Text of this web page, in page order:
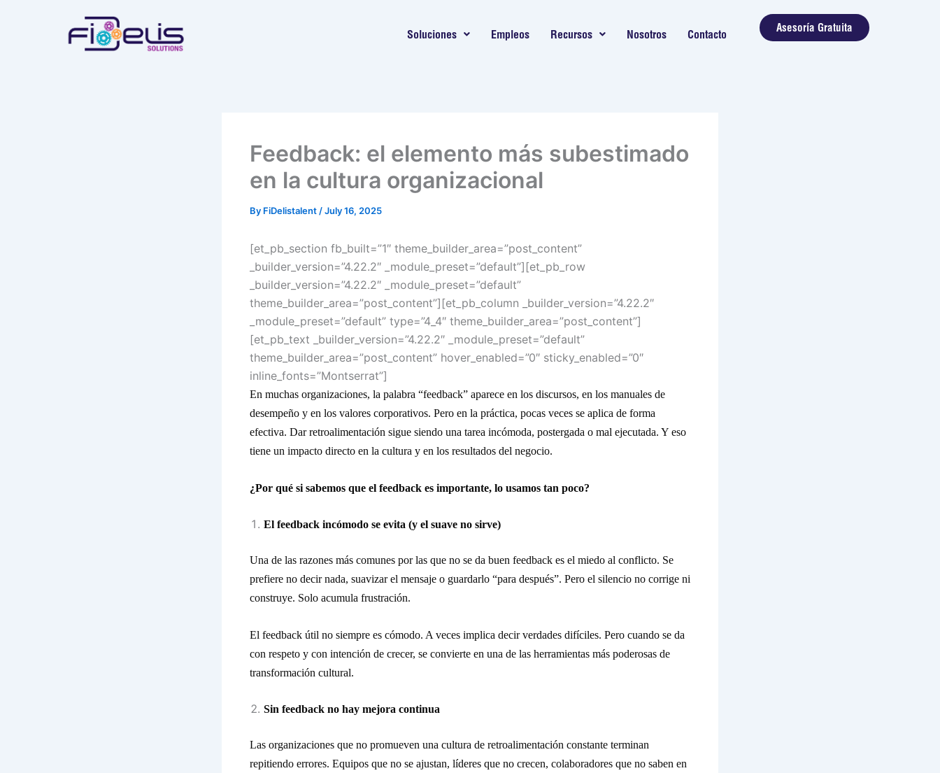
Soluciones Empleos Recursos Nosotros Contacto Asesoría Gratuita
Feedback: el elemento más subestimado
en la cultura organizacional
By FiDelistalent /July 16, 2025
[et_pb_section fb_built=”1″ theme_builder_area=”post_content”
_builder_version=”4.22.2″ _module_preset=”default”][et_pb_row
_builder_version=”4.22.2″ _module_preset=”default”
theme_builder_area=”post_content”][et_pb_column _builder_version=”4.22.2″
_module_preset=”default” type=”4_4″ theme_builder_area=”post_content”]
[et_pb_text _builder_version=”4.22.2″ _module_preset=”default”
theme_builder_area=”post_content” hover_enabled=”0″ sticky_enabled=”0″
inline_fonts=”Montserrat”]
En muchas organizaciones, la palabra “feedback” aparece en los discursos, en los manuales de
desempeño y en los valores corporativos. Pero en la práctica, pocas veces se aplica de forma
efectiva. Dar retroalimentación sigue siendo una tarea incómoda, postergada o mal ejecutada. Y eso
tiene un impacto directo en la cultura y en los resultados del negocio.
¿Por qué si sabemos que el feedback es importante, lo usamos tan poco?
El feedback incómodo se evita (y el suave no sirve)
Una de las razones más comunes por las que no se da buen feedback es el miedo al conflicto. Se
prefiere no decir nada, suavizar el mensaje o guardarlo “para después”. Pero el silencio no corrige ni
construye. Solo acumula frustración.
El feedback útil no siempre es cómodo. A veces implica decir verdades difíciles. Pero cuando se da
con respeto y con intención de crecer, se convierte en una de las herramientas más poderosas de
transformación cultural.
Sin feedback no hay mejora continua
Las organizaciones que no promueven una cultura de retroalimentación constante terminan
repitiendo errores. Equipos que no se ajustan, líderes que no crecen, colaboradores que no saben en